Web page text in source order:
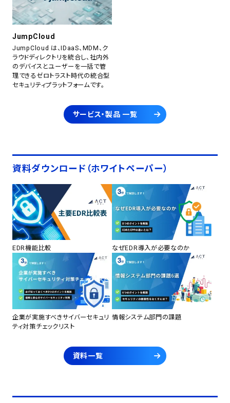
JumpCloud
JumpCloud は、IDaaS、MDM、ク
ラウドディレクトリを統合し、社内外
のデバイスとユーザーを一括で管
理できるゼロトラスト時代の統合型
セキュリティプラットフォームです。
サービス・製品 一覧
資料ダウンロード（ホワイトペーパー）
EDR機能比較 なぜEDR導入が必要なのか
企業が実施すべきサイバーセキュリ
ティ対策チェックリスト
情報システム部門の課題
資料一覧